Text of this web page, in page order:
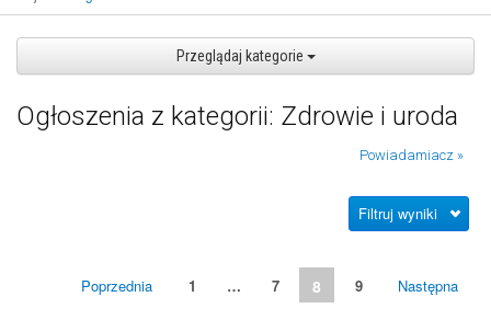
Przeglądaj kategorie
Ogłoszenia z kategorii: Zdrowie i uroda
Powiadamiacz »
Filtruj wyniki
Poprzednia 1 … 7 8 9 Następna